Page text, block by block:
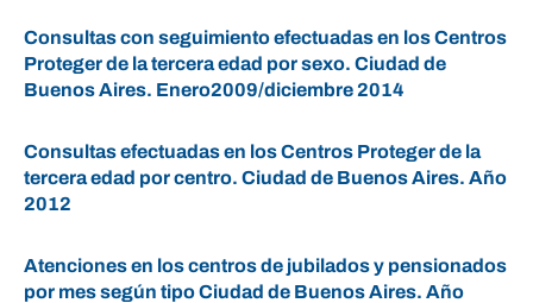
Consultas con seguimiento efectuadas en los Centros
Proteger de la tercera edad por sexo. Ciudad de
Buenos Aires. Enero2009/diciembre 2014
Consultas efectuadas en los Centros Proteger de la
tercera edad por centro. Ciudad de Buenos Aires. Año
2012
Atenciones en los centros de jubilados y pensionados
por mes según tipo Ciudad de Buenos Aires. Año